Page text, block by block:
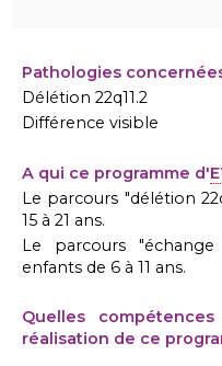
Pathologies
Délétion 22q11.2
Différence visible
A qui ce programme d'
Le parcours "délétion
15 à 21 ans.
Le parcours
enfants de 6 à 11 ans.
Quelles
réalisation de ce